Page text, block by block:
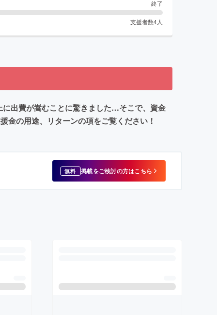
終了
支援者数4人
出費が嵩むことに驚きました…そこで、資金
金の用途、リターンの項をご覧ください！
無料 掲載をご検討の方はこちら